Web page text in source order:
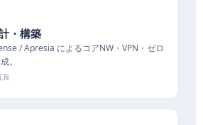
・構築
/ Apresia によるコアNW・VPN・ゼロ
。
長